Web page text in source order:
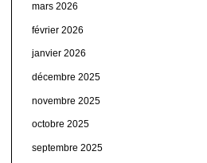
mars 2026
février 2026
janvier 2026
décembre 2025
novembre 2025
octobre 2025
septembre 2025